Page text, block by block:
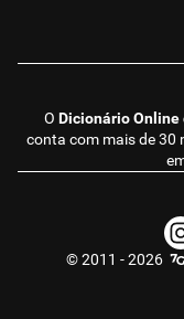
O Dicionário Online
conta com mais de 30
© 2011 - 2026